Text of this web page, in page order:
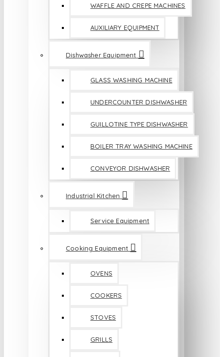
WAFFLE AND CREPE MACHINES
AUXILIARY EQUIPMENT
Dishwasher Equipment
GLASS WASHING MACHINE
UNDERCOUNTER DISHWASHER
GUILLOTINE TYPE DISHWASHER
BOILER TRAY WASHING MACHINE
CONVEYOR DISHWASHER
Industrial Kitchen
Service Equipment
Cooking Equipment
OVENS
COOKERS
STOVES
GRILLS